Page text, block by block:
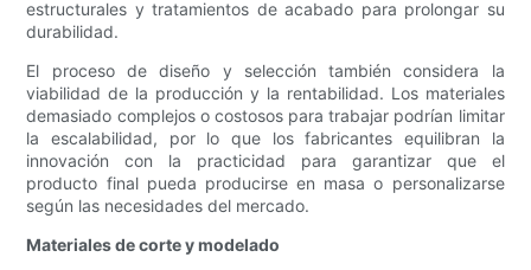
estructurales y tratamientos de acabado para prolongar su
durabilidad.
El proceso de diseño y selección también considera la
viabilidad de la producción y la rentabilidad. Los materiales
demasiado complejos o costosos para trabajar podrían limitar
la escalabilidad, por lo que los fabricantes equilibran la
innovación con la practicidad para garantizar que el
producto final pueda producirse en masa o personalizarse
según las necesidades del mercado.
Materiales de corte y modelado